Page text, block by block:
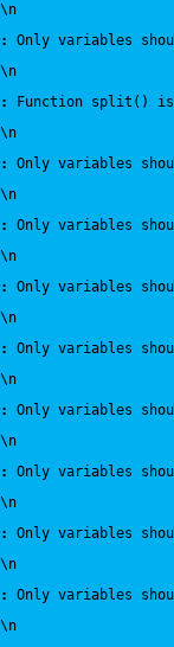
\n
:
Only variables
\n
:
Function split() is
\n
:
Only variables
\n
:
Only variables
\n
:
Only variables
\n
:
Only variables
\n
:
Only variables
\n
:
Only variables
\n
:
Only variables
\n
:
Only variables
\n